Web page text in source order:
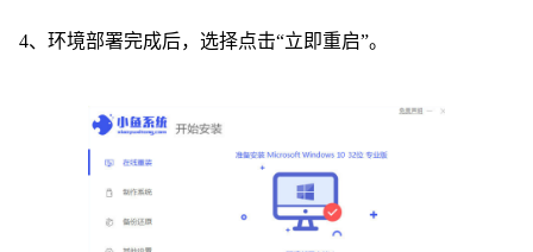
4、环境部署完成后，选择点击“立即重启”。